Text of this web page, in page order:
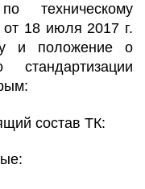
техническому
18 июля 2017 г.
и положение о
состав ТК: